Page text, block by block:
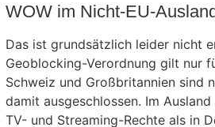
WOW im Nicht-EU-
Das ist grundsätzlich leider nicht
Geoblocking-Verordnung gilt nur
Schweiz und Großbritannien sind
damit ausgeschlossen. Im
TV- und Streaming-Rechte als in